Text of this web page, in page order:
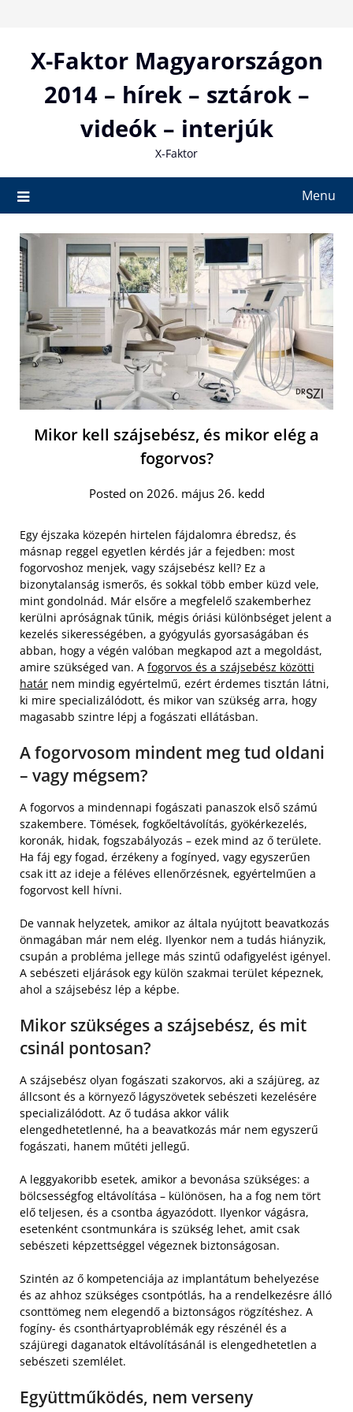
contentX-Faktor Magyarországon
2014 – hírek – sztárok –
videók – interjúk
X-Faktor
Menu
Mikor kell szájsebész, és mikor elég a
fogorvos?
Posted on 2026. május 26. kedd
Egy éjszaka közepén hirtelen fájdalomra ébredsz, és
másnap reggel egyetlen kérdés jár a fejedben: most
fogorvoshoz menjek, vagy szájsebész kell? Ez a
bizonytalanság ismerős, és sokkal több ember küzd vele,
mint gondolnád. Már elsőre a megfelelő szakemberhez
kerülni apróságnak tűnik, mégis óriási különbséget jelent a
kezelés sikerességében, a gyógyulás gyorsaságában és
abban, hogy a végén valóban megkapod azt a megoldást,
amire szükséged van. A fogorvos és a szájsebész közötti
határ nem mindig egyértelmű, ezért érdemes tisztán látni,
ki mire specializálódott, és mikor van szükség arra, hogy
magasabb szintre lépj a fogászati ellátásban.
A fogorvosom mindent meg tud oldani
– vagy mégsem?
A fogorvos a mindennapi fogászati panaszok első számú
szakembere. Tömések, fogkőeltávolítás, gyökérkezelés,
koronák, hidak, fogszabályozás – ezek mind az ő területe.
Ha fáj egy fogad, érzékeny a fogínyed, vagy egyszerűen
csak itt az ideje a féléves ellenőrzésnek, egyértelműen a
fogorvost kell hívni.
De vannak helyzetek, amikor az általa nyújtott beavatkozás
önmagában már nem elég. Ilyenkor nem a tudás hiányzik,
csupán a probléma jellege más szintű odafigyelést igényel.
A sebészeti eljárások egy külön szakmai terület képeznek,
ahol a szájsebész lép a képbe.
Mikor szükséges a szájsebész, és mit
csinál pontosan?
A szájsebész olyan fogászati szakorvos, aki a szájüreg, az
állcsont és a környező lágyszövetek sebészeti kezelésére
specializálódott. Az ő tudása akkor válik
elengedhetetlenné, ha a beavatkozás már nem egyszerű
fogászati, hanem műtéti jellegű.
A leggyakoribb esetek, amikor a bevonása szükséges: a
bölcsességfog eltávolítása – különösen, ha a fog nem tört
elő teljesen, és a csontba ágyazódott. Ilyenkor vágásra,
esetenként csontmunkára is szükség lehet, amit csak
sebészeti képzettséggel végeznek biztonságosan.
Szintén az ő kompetenciája az implantátum behelyezése
és az ahhoz szükséges csontpótlás, ha a rendelkezésre álló
csonttömeg nem elegendő a biztonságos rögzítéshez. A
fogíny- és csonthártyaproblémák egy részénél és a
szájüregi daganatok eltávolításánál is elengedhetetlen a
sebészeti szemlélet.
Együttműködés, nem verseny